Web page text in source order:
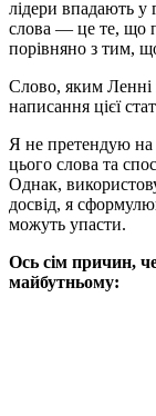
лідери впадають у
слова — це те, що
порівняно з тим,
Слово, яким Ленні
написання цієї
Я не претендую на
цього слова та
Однак,
досвід, я
можуть упасти.
Ось сім причин,
майбутньому: